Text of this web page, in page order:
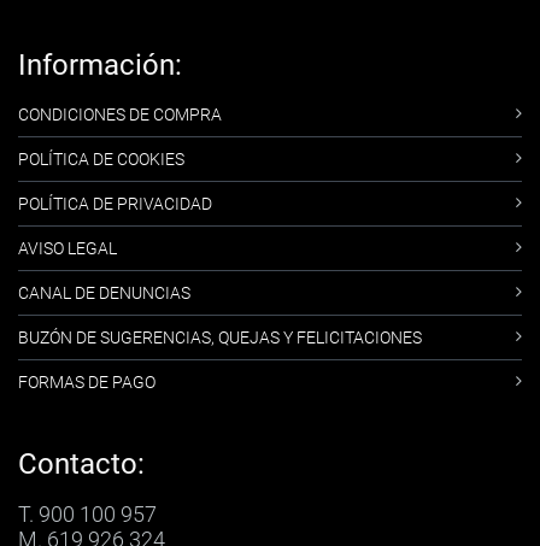
Información:
CONDICIONES DE COMPRA
POLÍTICA DE COOKIES
POLÍTICA DE PRIVACIDAD
AVISO LEGAL
CANAL DE DENUNCIAS
BUZÓN DE SUGERENCIAS, QUEJAS Y FELICITACIONES
FORMAS DE PAGO
Contacto:
T. 900 100 957
M. 619 926 324